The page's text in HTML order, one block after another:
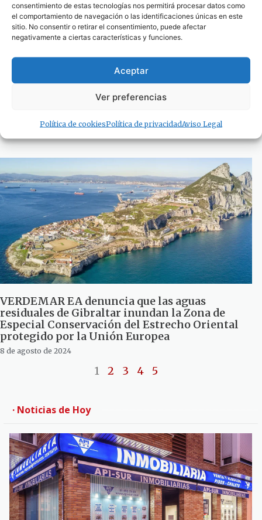
consentimiento de estas tecnologías nos permitirá procesar datos como
el comportamiento de navegación o las identificaciones únicas en este
sitio. No consentir o retirar el consentimiento, puede afectar
negativamente a ciertas características y funciones.
Aceptar
Ver preferencias
Política de cookiesPolítica de privacidadAviso Legal
La Junta de Andalucía manifiesta su apuesta
por el Campo de Gibraltar como «pilar
11 de septiembre de 2024
VERDEMAR EA denuncia que las aguas
residuales de Gibraltar inundan la Zona de
Especial Conservación del Estrecho Oriental
protegido por la Unión Europea
8 de agosto de 2024
1 2 3 4 5
· Noticias de Hoy